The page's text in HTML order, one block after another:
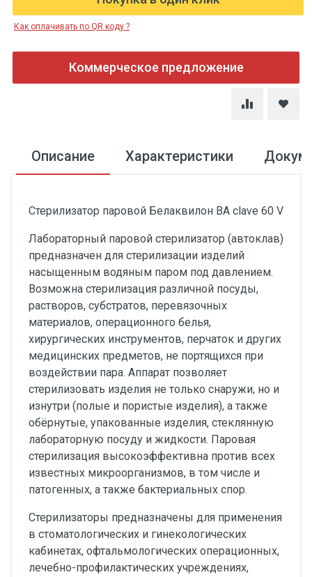
Как оплачивать по QR коду ?
Коммерческое предложение
Описание Характеристики
Стерилизатор паровой Белаквилон BA clave 60 V
Лабораторный паровой стерилизатор (автоклав)
предназначен для стерилизации изделий
насыщенным водяным паром под давлением.
Возможна стерилизация различной посуды,
растворов, субстратов, перевязочных
материалов, операционного белья,
хирургических инструментов, перчаток и других
медицинских предметов, не портящихся при
воздействии пара. Аппарат позволяет
стерилизовать изделия не только снаружи, но и
изнутри (полые и пористые изделия), а также
обёрнутые, упакованные изделия, стеклянную
лабораторную посуду и жидкости. Паровая
стерилизация высокоэффективна против всех
известных микроорганизмов, в том числе и
патогенных, а также бактериальных спор.
Стерилизаторы предназначены для применения
в стоматологических и гинекологических
кабинетах, офтальмологических операционных,
лечебно-профилактических учреждениях,